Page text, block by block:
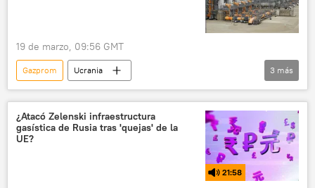
📰 Operación rusa de desmilitarización y desnazificación de Ucrania
19 de marzo, 09:56 GMT
Gazprom
Ucrania
📰 Operación rusa de desmilitarización y desnazificación de Ucrania
Defensa
🛡️ Zonas de conflicto
3 más
¿Atacó Zelenski infraestructura
gasística de Rusia tras 'quejas' de la
UE?
21:58